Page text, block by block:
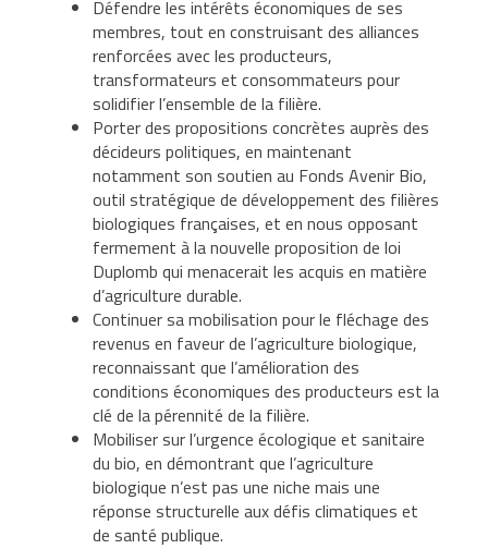
Défendre les intérêts économiques de ses
membres, tout en construisant des alliances
renforcées avec les producteurs,
transformateurs et consommateurs pour
solidifier l’ensemble de la filière.
Porter des propositions concrètes auprès des
décideurs politiques, en maintenant
notamment son soutien au Fonds Avenir Bio,
outil stratégique de développement des filières
biologiques françaises, et en nous opposant
fermement à la nouvelle proposition de loi
Duplomb qui menacerait les acquis en matière
d’agriculture durable.
Continuer sa mobilisation pour le fléchage des
revenus en faveur de l’agriculture biologique,
reconnaissant que l’amélioration des
conditions économiques des producteurs est la
clé de la pérennité de la filière.
Mobiliser sur l’urgence écologique et sanitaire
du bio, en démontrant que l’agriculture
biologique n’est pas une niche mais une
réponse structurelle aux défis climatiques et
de santé publique.